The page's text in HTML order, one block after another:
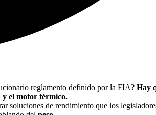
reglamento definido por la FIA? Hay
y el motor térmico.
soluciones de rendimiento que los